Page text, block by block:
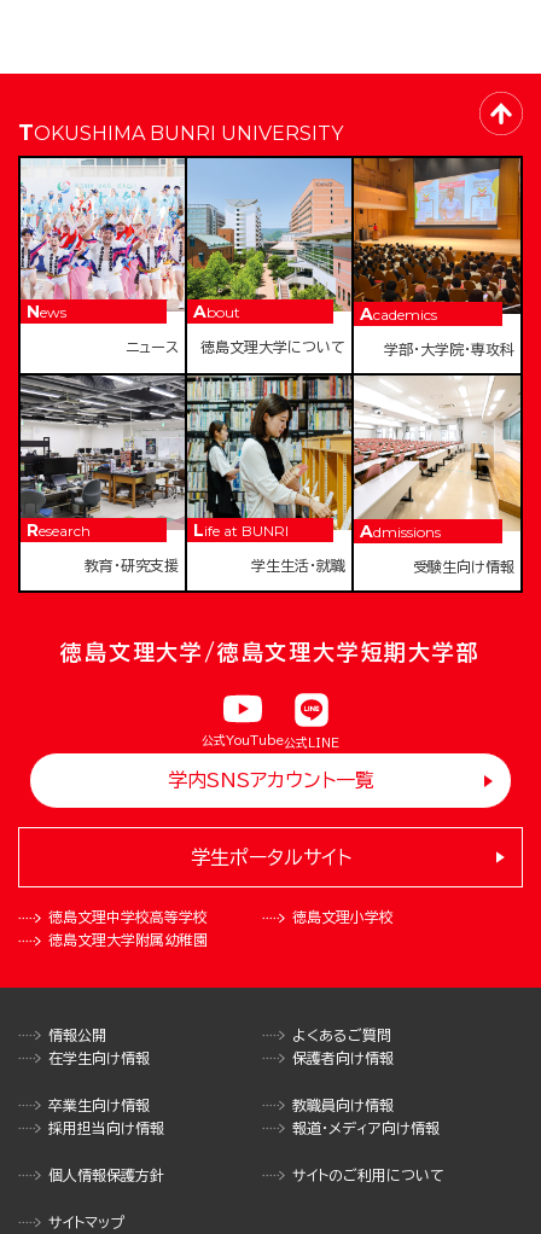
TOKUSHIMA BUNRI UNIVERSITY
News
ニュース
About
徳島文理大学について
Academics
学部・大学院・専攻科
Research
教育・研究支援
Life at BUNRI
学生生活・就職
Admissions
受験生向け情報
徳島文理大学/徳島文理大学短期大学部
公式YouTube公式LINE
学内SNSアカウント一覧
徳島文理中学校高等学校
徳島文理小学校
徳島文理大学附属幼稚園
学生ポータルサイト
情報公開
よくあるご質問
在学生向け情報
保護者向け情報
卒業生向け情報
教職員向け情報
採用担当向け情報
報道・メディア向け情報
個人情報保護方針 サイトのご利用について
サイトマップ